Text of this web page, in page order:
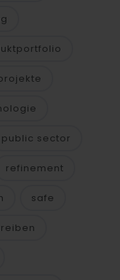
public sector
refinement
safe